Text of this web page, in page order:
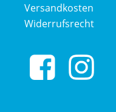
Versandkosten
Widerrufsrecht